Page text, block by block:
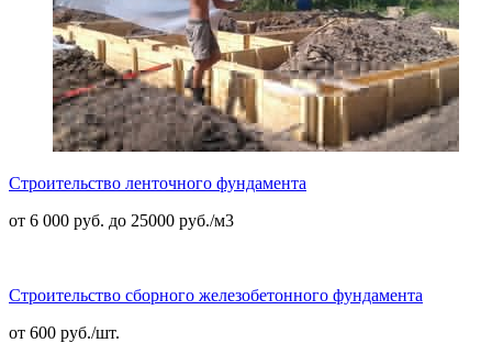
Строительство ленточного фундамента
от 6 000 руб. до 25000 руб./м3
Строительство сборного железобетонного фундамента
от 600 руб./шт.